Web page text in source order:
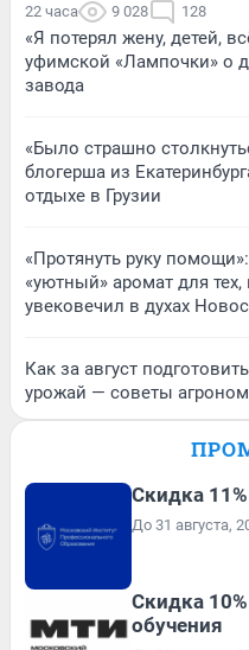
22 часа 9 028 128
«Я потерял жену, детей,
уфимской «Лампочки» о
завода
«Было страшно
блогерша из
отдыхе в Грузии
«Протянуть руку
«уютный» аромат для
увековечил в духах
Как за август
урожай — советы
Скидка
До 31 августа,
Скидка
обучения